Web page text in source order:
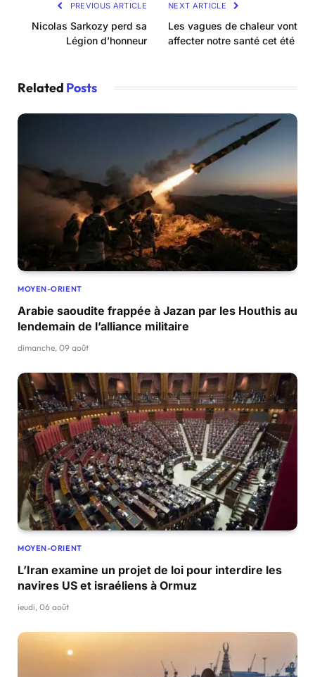
PREVIOUS ARTICLE
Nicolas Sarkozy perd sa
Légion d’honneur
NEXT ARTICLE
Les vagues de chaleur vont
affecter notre santé cet été
Related Posts
MOYEN-ORIENT
Arabie saoudite frappée à Jazan par les Houthis au
lendemain de l’alliance militaire
dimanche, 09 août
MOYEN-ORIENT
L’Iran examine un projet de loi pour interdire les
navires US et israéliens à Ormuz
jeudi, 06 août